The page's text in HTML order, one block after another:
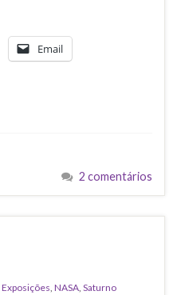
Email
2 comentários
Exposições, NASA, Saturno